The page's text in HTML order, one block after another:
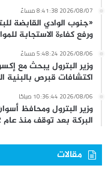
2026/08/07 8:41:38 مساءً
«جنوب الوادي القابضة
ورفع كفاءة الاستجابة
2026/08/06 5:48:24 مساءً
وزير البترول يبحث مع
اكتشافات قبرص بالبنية
2026/08/06 10:36:44 صباحًا
وزير البترول ومحافظ
البركة بعد توقف منذ عام 2022
مقالات